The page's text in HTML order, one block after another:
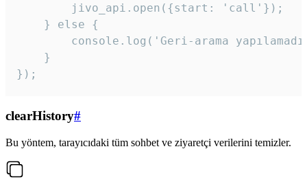
        jivo_api.open({start: 'call'});
    } else {
console.log('Geri-arama
    }
});
clearHistory#
Bu yöntem, tarayıcıdaki tüm sohbet ve ziyaretçi verilerini temizler.